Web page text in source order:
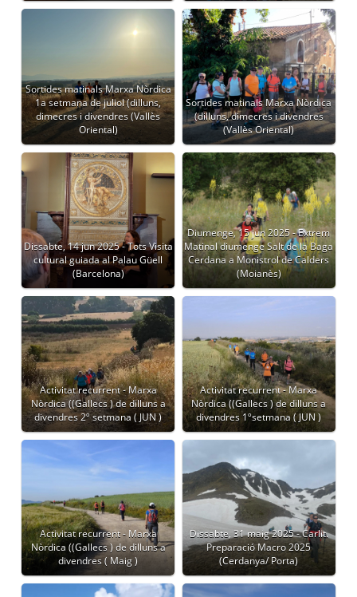
Sortides matinals Marxa Nòrdica
1a setmana de juliol (dilluns,
dimecres i divendres (Vallès
Oriental)
Sortides matinals Marxa Nòrdica
(dilluns, dimecres i divendres
(Vallès Oriental)
Dissabte, 14 jun 2025 - Tots Visita
cultural guiada al Palau Güell
(Barcelona)
Diumenge, 15 jun 2025 - Extrem
Matinal diumenge Salt de la Baga
Cerdana a Monistrol de Calders
(Moianès)
Activitat recurrent - Marxa
Nòrdica ((Gallecs ) de dilluns a
divendres 2º setmana ( JUN )
Activitat recurrent - Marxa
Nòrdica ((Gallecs ) de dilluns a
divendres 1ºsetmana ( JUN )
Activitat recurrent - Marxa
Nòrdica ((Gallecs ) de dilluns a
divendres ( Maig )
Dissabte, 31 maig 2025 - Carlit.
Preparació Macro 2025
(Cerdanya/ Porta)